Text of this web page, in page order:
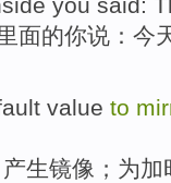
面的你说 ： 今
value to
产生镜像； 为加